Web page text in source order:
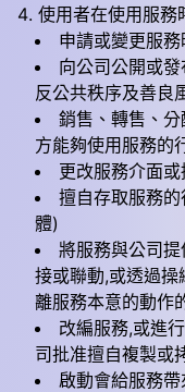
使用者在使用服務
申請或變更服
向公司公開或
反公共秩序及善良
銷售、轉售、
方能夠使用服務的
更改服務介面
擅自存取服務
體)
將服務與公司
接或聯動,或透過
離服務本意的動作
改編服務,或進
司批准擅自複製或
啟動會給服務